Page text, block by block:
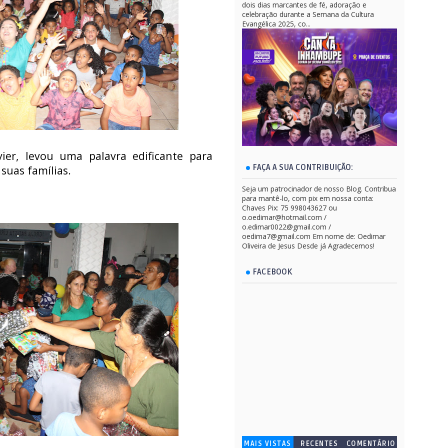
, levou uma palavra edificante para
famílias.
dois dias marcantes de fé, adoração e
celebração durante a Semana da Cultura
Evangélica 2025, co...
FAÇA A SUA CONTRIBUIÇÃO:
Seja um patrocinador de nosso Blog. Contribua
para mantê-lo, com pix em nossa conta:
Chaves Pix: 75 998043627 ou
o.oedimar@hotmail.com /
o.edimar0022@gmail.com /
oedima7@gmail.com Em nome de: Oedimar
Oliveira de Jesus Desde já Agradecemos!
FACEBOOK
MAIS VISTAS RECENTES COMENTÁRIO